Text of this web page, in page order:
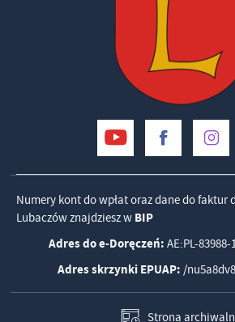
Numery kont do wpłat oraz dane do faktur
Lubaczów znajdziesz w BIP
Adres do e-Doręczeń: AE:PL-
Adres skrzynki EPUAP: /
Strona